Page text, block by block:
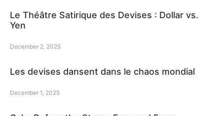
Le Théâtre Satirique des Devises : Dollar vs.
Yen
December 2, 2025
Les devises dansent dans le chaos mondial
December 1, 2025